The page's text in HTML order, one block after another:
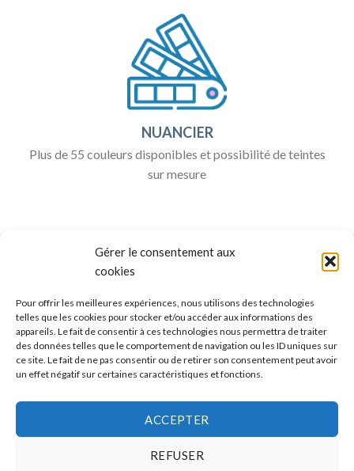
Gérer le consentement aux
cookies
Pour offrir les meilleures expériences, nous utilisons des technologies
telles que les cookies pour stocker et/ou accéder aux informations des
appareils. Le fait de consentir à ces technologies nous permettra de traiter
des données telles que le comportement de navigation ou les ID uniques sur
ce site. Le fait de ne pas consentir ou de retirer son consentement peut avoir
un effet négatif sur certaines caractéristiques et fonctions.
ACCEPTER
REFUSER
NUANCIER
Plus de 55 couleurs disponibles et possibilité de teintes
sur mesure
ALLO BOX DÉCO
Une question ?